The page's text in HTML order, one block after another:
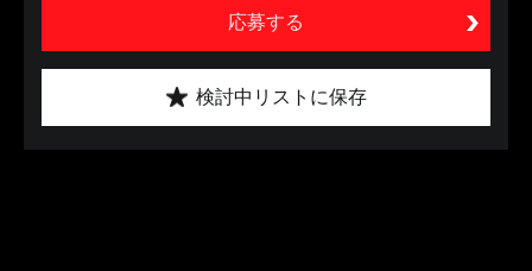
応募する
検討中リストに保存